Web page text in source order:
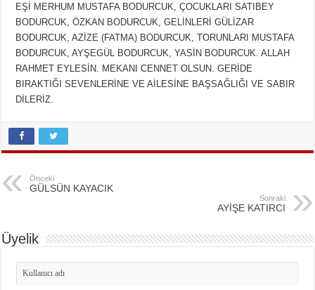
EŞİ MERHUM MUSTAFA BODURCUK, ÇOCUKLARI SATIBEY
BODURCUK, ÖZKAN BODURCUK, GELİNLERİ GÜLİZAR
BODURCUK, AZİZE (FATMA) BODURCUK, TORUNLARI MUSTAFA
BODURCUK, AYŞEGÜL BODURCUK, YASİN BODURCUK. ALLAH
RAHMET EYLESİN. MEKANI CENNET OLSUN. GERİDE
BIRAKTIĞI SEVENLERİNE VE AİLESİNE BAŞSAĞLIĞI VE SABIR
DİLERİZ.
Önceki
GÜLSÜN KAYACIK
Sonraki
AYİŞE KATIRCI
Üyelik